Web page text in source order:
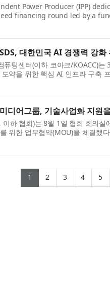
Power Producer (IPP)
financing round led by a
consumer goods
대한민국 AI 경쟁력 강
팅센터(이하 코아크/KOACC)는
약을 위한 핵심 AI 인프라 구축
계획이다. ...
디어그룹, 기술사업화 지원
하 협회)는 8월 1일 협회 회의
위한 업무협약(MOU)을 체결했
회 한상언 사...
1 (current)
2(current)
3(current)
4 5